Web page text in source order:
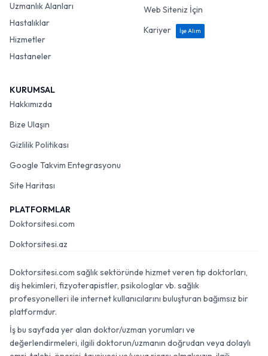
Uzmanlık Alanları
Hastalıklar
Hizmetler
Hastaneler
Web Siteniz İçin
Kariyer
İşe Alım
KURUMSAL
Hakkımızda
Bize Ulaşın
Gizlilik Politikası
Google Takvim Entegrasyonu
Site Haritası
PLATFORMLAR
Doktorsitesi.com
Doktorsitesi.az
Doktorsitesi.com sağlık sektöründe hizmet veren tıp doktorları,
diş hekimleri, fizyoterapistler, psikologlar vb. sağlık
profesyonelleri ile internet kullanıcılarını buluşturan bağımsız bir
platformdur.
İş bu sayfada yer alan doktor/uzman yorumları ve
değerlendirmeleri, ilgili doktorun/uzmanın doğrudan veya dolaylı